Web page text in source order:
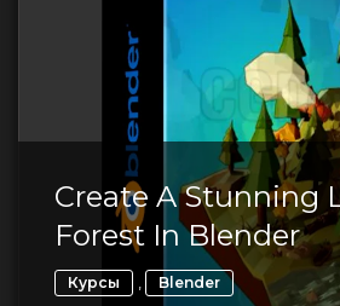
Create A Stunning
Forest In Blender
Курсы , Blender